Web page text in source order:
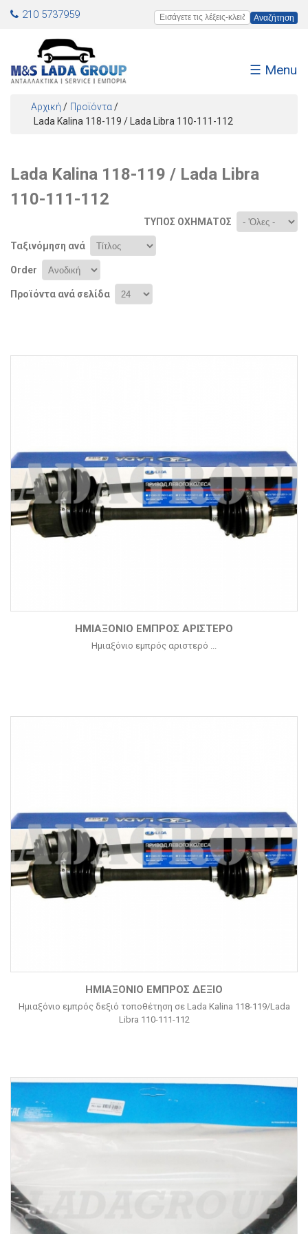
Jump to navigation
210 5737959 Εισάγετε τις λέξεις-κλειδιά
☰ Menu
Είστε εδώ
Αρχική / Προϊόντα /
Lada Kalina 118-119 / Lada Libra 110-111-112
Lada Kalina 118-119 / Lada Libra
110-111-112
ΤΎΠΟΣ ΟΧΉΜΑΤΟΣ
Ταξινόμηση ανά
Order
Προϊόντα ανά σελίδα
ΗΜΙΑΞΌΝΙΟ ΕΜΠΡΌΣ ΑΡΙΣΤΕΡΌ
Ημιαξόνιο εμπρός αριστερό ...
ΗΜΙΑΞΌΝΙΟ ΕΜΠΡΌΣ ΔΕΞΙΌ
Ημιαξόνιο εμπρός δεξιό τοποθέτηση σε Lada Kalina 118-119/Lada
Libra 110-111-112